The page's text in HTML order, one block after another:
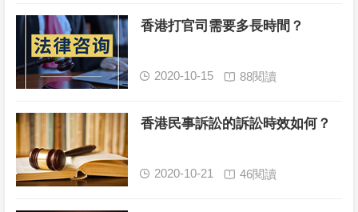
香港打官司需要多長時間？
 2020-10-15  88閱讀
香港民事訴訟的訴訟時效如何？
 2020-10-21  46閱讀